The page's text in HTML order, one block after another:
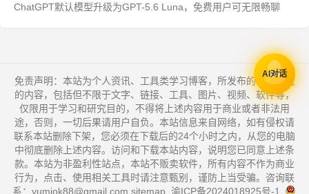
ChatGPT默认模型升级为GPT-5.6 Luna，免费用户可无限畅聊
免责声明：本站为个人资讯、工具类学习博客，所发布的一切形式
的内容，包括但不限于文字、链接、工具、图片、视频、软件等，
仅限用于学习和研究目的，不得将上述内容用于商业或者非法用
途，否则，一切后果请用户自负。本站信息来自网络，如有侵权请
联系本站删除下架，您必须在下载后的24个小时之内，从您的电脑
中彻底删除上述内容。访问和下载本站内容，说明您已同意上述条
款。本站为非盈利性站点，本站不贩卖软件，所有内容不作为商业
行为，点击、使用相关工具时请注意甄别，谨防上当受骗。咨询联
系：yumiok88@gmail.com sitemap 渝ICP备2024018925号-1
AI对话